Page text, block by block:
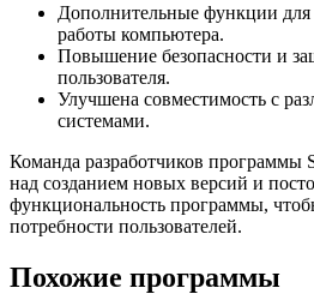
Дополнительные функции для
работы компьютера.
Повышение безопасности и
пользователя.
Улучшена совместимость с
системами.
Команда разработчиков программы
над созданием новых версий и
функциональность программы,
потребности пользователей.
Похожие программы